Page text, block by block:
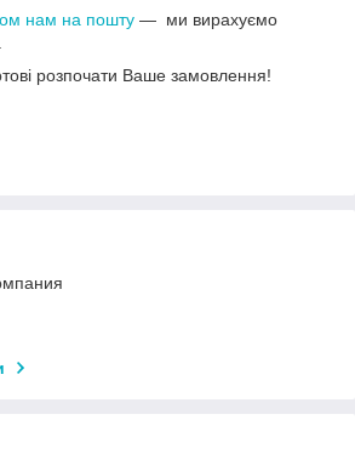
нам на пошту ― ми вирахуємо
розпочати Ваше замовлення!